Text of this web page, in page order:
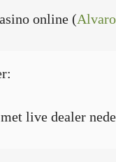
online (Alvaro
met live dealer